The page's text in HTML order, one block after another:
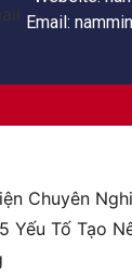
Chuyên
Yếu Tố Tạo
Email: